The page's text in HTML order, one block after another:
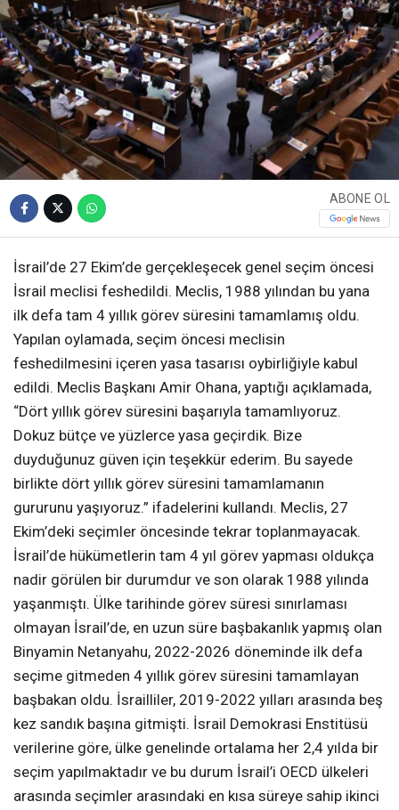
ABONE OL
İsrail’de 27 Ekim’de gerçekleşecek genel seçim öncesi
İsrail meclisi feshedildi. Meclis, 1988 yılından bu yana
ilk defa tam 4 yıllık görev süresini tamamlamış oldu.
Yapılan oylamada, seçim öncesi meclisin
feshedilmesini içeren yasa tasarısı oybirliğiyle kabul
edildi. Meclis Başkanı Amir Ohana, yaptığı açıklamada,
“Dört yıllık görev süresini başarıyla tamamlıyoruz.
Dokuz bütçe ve yüzlerce yasa geçirdik. Bize
duyduğunuz güven için teşekkür ederim. Bu sayede
birlikte dört yıllık görev süresini tamamlamanın
gururunu yaşıyoruz.” ifadelerini kullandı. Meclis, 27
Ekim’deki seçimler öncesinde tekrar toplanmayacak.
İsrail’de hükümetlerin tam 4 yıl görev yapması oldukça
nadir görülen bir durumdur ve son olarak 1988 yılında
yaşanmıştı. Ülke tarihinde görev süresi sınırlaması
olmayan İsrail’de, en uzun süre başbakanlık yapmış olan
Binyamin Netanyahu, 2022-2026 döneminde ilk defa
seçime gitmeden 4 yıllık görev süresini tamamlayan
başbakan oldu. İsrailliler, 2019-2022 yılları arasında beş
kez sandık başına gitmişti. İsrail Demokrasi Enstitüsü
verilerine göre, ülke genelinde ortalama her 2,4 yılda bir
seçim yapılmaktadır ve bu durum İsrail’i OECD ülkeleri
arasında seçimler arasındaki en kısa süreye sahip ikinci